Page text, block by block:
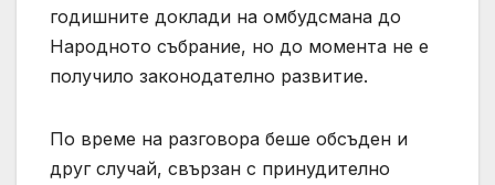
годишните доклади на омбудсмана до
Народното събрание, но до момента не е
получило законодателно развитие.
По време на разговора беше обсъден и
друг случай, свързан с принудително